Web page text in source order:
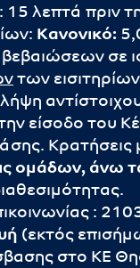
λεπτά πριν
Κανονικό:
σε
των
είσοδο του
ομάδων, άνω
:
(εκτός
στο ΚΕ